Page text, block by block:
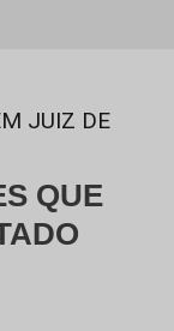
JUIZ DE
QUE